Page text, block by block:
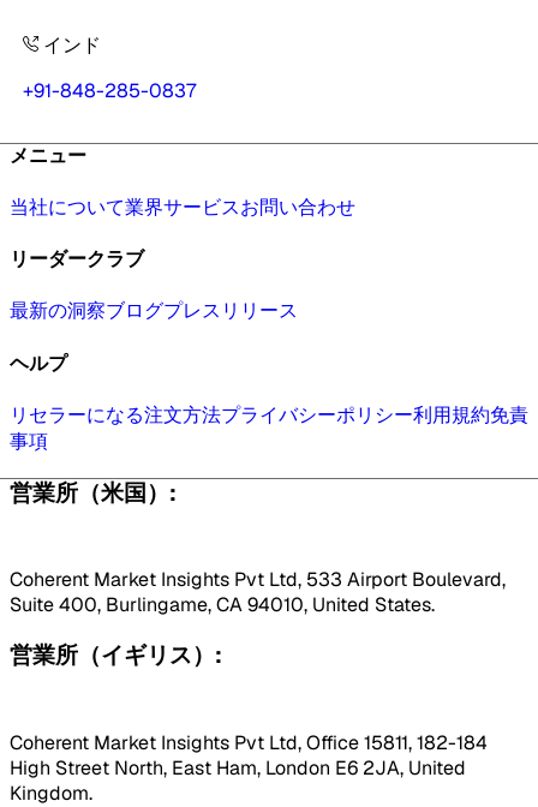
インド
+91-848-285-0837
メニュー
当社について業界サービスお問い合わせ
リーダークラブ
最新の洞察ブログプレスリリース
ヘルプ
リセラーになる注文方法プライバシーポリシー利用規約免責
事項
営業所（米国）:
Coherent Market Insights Pvt Ltd, 533 Airport Boulevard,
Suite 400, Burlingame, CA 94010, United States.
営業所（イギリス）:
Coherent Market Insights Pvt Ltd, Office 15811, 182-184
High Street North, East Ham, London E6 2JA, United
Kingdom.